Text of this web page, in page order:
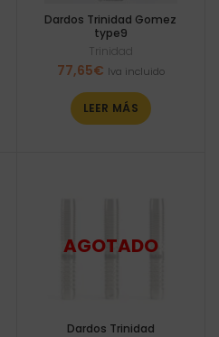
Dardos Trinidad Gomez
type9
Trinidad
77,65€ Iva incluido
LEER MÁS
Dardos Trinidad